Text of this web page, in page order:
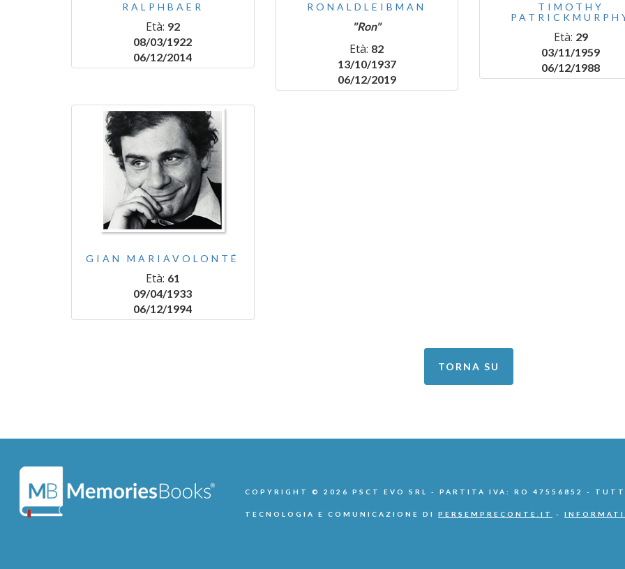
RALPHBAER
Età: 92
08/03/1922
06/12/2014
RONALDLEIBMAN
"Ron"
Età: 82
13/10/1937
06/12/2019
TIMOTHY
Età: 29
03/11/1959
06/12/1988
GIAN MARIAVOLONTÉ
Età: 61
09/04/1933
06/12/1994
TORNA SU
COPYRIGHT © 2026 PSCT EVO SRL - PARTITA IVA: RO 47556852 -
TECNOLOGIA E COMUNICAZIONE DI PERSEMPRECONTE.IT -